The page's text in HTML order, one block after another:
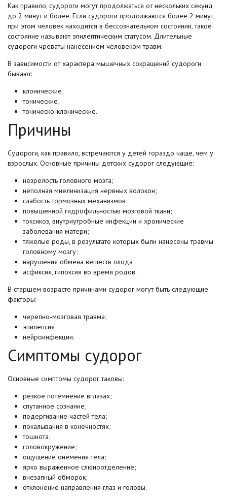
Как правило, судороги могут продолжаться от нескольких секунд
до 2 минут и более. Если судороги продолжаются более 2 минут,
при этом человек находится в бессознательном состоянии, такое
состояние называют эпилептическим статусом. Длительные
судороги чреваты нанесением человеком травм.
В зависимости от характера мышечных сокращений судороги
бывают:
клонические;
тонические;
тоническо-клонические.
Причины
Судороги, как правило, встречаются у детей гораздо чаще, чем у
взрослых. Основные причины детских судорог следующие:
незрелость головного мозга;
неполная миелинизация нервных волокон;
слабость тормозных механизмов;
повышенной гидрофильностью мозговой ткани;
токсикоз, внутриутробные инфекции и хронические
заболевания матери;
тяжелые роды, в результате которых были нанесены травмы
головному мозгу;
нарушения обмена веществ плода;
асфиксия, гипоксия во время родов.
В старшем возрасте причинами судорог могут быть следующие
факторы:
черепно-мозговая травма;
эпилепсия;
нейроинфекции.
Симптомы судорог
Основные симптомы судорог таковы:
резкое потемнение вглазах;
спутанное сознание;
подергивание частей тела;
покалывания в конечностях;
тошнота;
головокружение;
ощущение онемения тела;
ярко выраженное слюноотделение;
внезапный обморок;
отклонение направления глаз и головы.